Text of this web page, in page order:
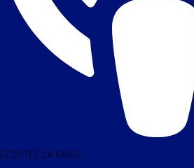
ÉCOUTEZ LA RADIO